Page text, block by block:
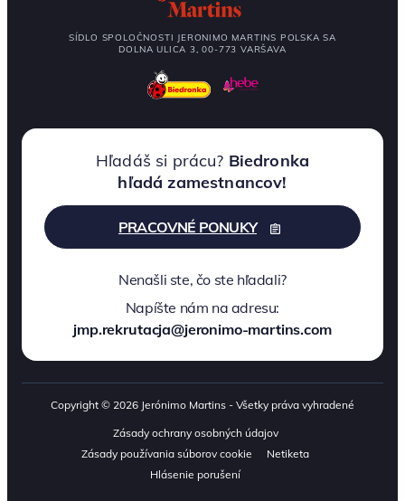
SÍDLO SPOLOČNOSTI JERONIMO MARTINS POLSKA SA
DOLNA ULICA 3, 00-773 VARŠAVA
Hľadáš si prácu? Biedronka
hľadá zamestnancov!
PRACOVNÉ PONUKY
Nenašli ste, čo ste hľadali?
Napíšte nám na adresu:
jmp.rekrutacja@jeronimo-martins.com
Copyright © 2026 Jerónimo Martins - Všetky práva vyhradené
Zásady ochrany osobných údajov
Zásady používania súborov cookie
Netiketa
Hlásenie porušení